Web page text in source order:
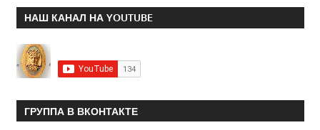
НАШ КАНАЛ НА YOUTUBE
ГРУППА В ВКОНТАКТЕ